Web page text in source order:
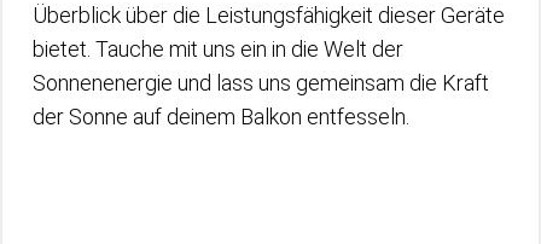
Überblick über die Leistungsfähigkeit dieser Geräte
bietet. Tauche mit uns ein in die Welt der
Sonnenenergie und lass uns gemeinsam die Kraft
der Sonne auf deinem Balkon entfesseln.